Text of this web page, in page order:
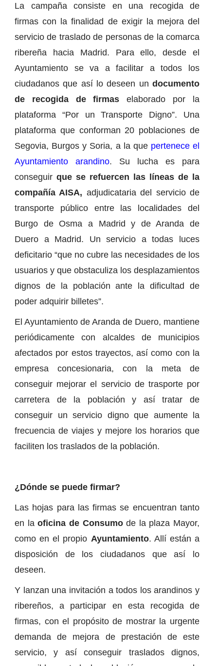
La campaña consiste en una recogida de
firmas con la finalidad de exigir la mejora del
servicio de traslado de personas de la comarca
ribereña hacia Madrid. Para ello, desde el
Ayuntamiento se va a facilitar a todos los
ciudadanos que así lo deseen un documento
de recogida de firmaselaborado por la
plataforma “Por un Transporte Digno”. Una
plataforma que conforman 20 poblaciones de
Segovia, Burgos y Soria, a la quepertenece el
Ayuntamiento arandino. Su lucha es para
conseguir que se refuercen las líneas de la
compañía AISA, adjudicataria del servicio de
transporte público entre las localidades del
Burgo de Osma a Madrid y de Aranda de
Duero a Madrid. Un servicio a todas luces
deficitario “que no cubre las necesidades de los
usuarios y que obstaculiza los desplazamientos
dignos de la población ante la dificultad de
poder adquirir billetes”.
El Ayuntamiento de Aranda de Duero, mantiene
periódicamente con alcaldes de municipios
afectados por estos trayectos, así como con la
empresa concesionaria, con la meta de
conseguir mejorar el servicio de trasporte por
carretera de la población y así tratar de
conseguir un servicio digno que aumente la
frecuencia de viajes y mejore los horarios que
faciliten los traslados de la población.
¿Dónde se puede firmar?
Las hojas para las firmas se encuentran tanto
en laoficina de Consumode la plaza Mayor,
como en el propio Ayuntamiento. Allí están a
disposición de los ciudadanos que así lo
deseen.
Y lanzan una invitación a todos los arandinos y
ribereños, a participar en esta recogida de
firmas, con el propósito de mostrar la urgente
demanda de mejora de prestación de este
servicio, y así conseguir traslados dignos,